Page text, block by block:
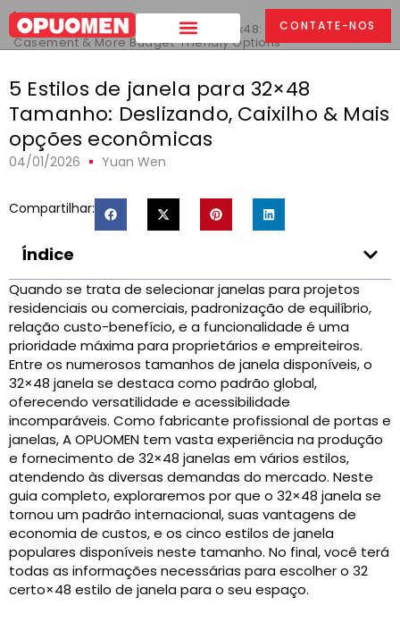
CONTATE-NOS
Lar >
5 Estilos de janela para tamanho 32x48: Deslizando,
Casement & More Budget-Friendly Options
5 Estilos de janela para 32×48
Tamanho: Deslizando, Caixilho & Mais
opções econômicas
04/01/2026 Yuan Wen
Compartilhar:
Índice
Quando se trata de selecionar janelas para projetos
residenciais ou comerciais, padronização de equilíbrio,
relação custo-benefício, e a funcionalidade é uma
prioridade máxima para proprietários e empreiteiros.
Entre os numerosos tamanhos de janela disponíveis, o
32×48 janela se destaca como padrão global,
oferecendo versatilidade e acessibilidade
incomparáveis. Como fabricante profissional de portas e
janelas, A OPUOMEN tem vasta experiência na produção
e fornecimento de 32×48 janelas em vários estilos,
atendendo às diversas demandas do mercado. Neste
guia completo, exploraremos por que o 32×48 janela se
tornou um padrão internacional, suas vantagens de
economia de custos, e os cinco estilos de janela
populares disponíveis neste tamanho. No final, você terá
todas as informações necessárias para escolher o 32
certo×48 estilo de janela para o seu espaço.